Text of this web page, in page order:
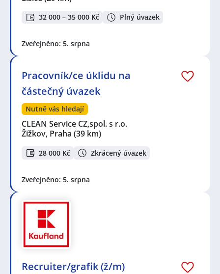
32 000 – 35 000 Kč Plný úvazek
Zveřejněno: 5. srpna
Pracovník/ce úklidu na
částečný úvazek
Nutně vás hledají
CLEAN Service CZ,spol. s r.o.
Žižkov, Praha (39 km)
28 000 Kč Zkrácený úvazek
Zveřejněno: 5. srpna
Recruiter/grafik (ž/m)